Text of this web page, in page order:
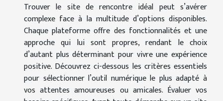
Trouver le site de rencontre idéal peut s’avérer
complexe face à la multitude d’options disponibles.
Chaque plateforme offre des fonctionnalités et une
approche qui lui sont propres, rendant le choix
d’autant plus déterminant pour vivre une expérience
positive. Découvrez ci-dessous les critères essentiels
pour sélectionner l’outil numérique le plus adapté à
vos attentes amoureuses ou amicales. Évaluer vos